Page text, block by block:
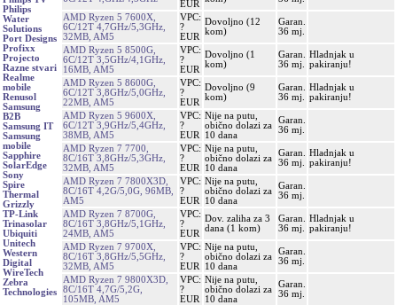
Philips
Water
Solutions
Port Designs
Profixx
Projecto
Razne stvari
Realme
mobile
Renusol
Samsung
B2B
Samsung IT
Samsung
mobile
Sapphire
SolarEdge
Sony
Spire
Thermal
Grizzly
TP-Link
Trinasolar
Ubiquiti
Unitech
Western
Digital
WireTech
Zebra
Technologies
EUR
AMD Ryzen 5 7600X,
6C/12T 4,7GHz/5,3GHz,
32MB, AM5
VPC:
?
EUR
Dovoljno (12
kom)
Garan.
36 mj.
AMD Ryzen 5 8500G,
6C/12T 3,5GHz/4,1GHz,
16MB, AM5
VPC:
?
EUR
Dovoljno (1
kom)
Garan.
36 mj.
Hladnjak u
pakiranju!
AMD Ryzen 5 8600G,
6C/12T 3,8GHz/5,0GHz,
22MB, AM5
VPC:
?
EUR
Dovoljno (9
kom)
Garan.
36 mj.
Hladnjak u
pakiranju!
AMD Ryzen 5 9600X,
6C/12T 3,9GHz/5,4GHz,
38MB, AM5
VPC:
?
EUR
Nije na putu,
obično dolazi za
10 dana
Garan.
36 mj.
AMD Ryzen 7 7700,
8C/16T 3,8GHz/5,3GHz,
32MB, AM5
VPC:
?
EUR
Nije na putu,
obično dolazi za
10 dana
Garan.
36 mj.
Hladnjak u
pakiranju!
AMD Ryzen 7 7800X3D,
8C/16T 4,2G/5,0G, 96MB,
AM5
VPC:
?
EUR
Nije na putu,
obično dolazi za
10 dana
Garan.
36 mj.
AMD Ryzen 7 8700G,
8C/16T 3,8GHz/5,1GHz,
24MB, AM5
VPC:
?
EUR
Dov. zaliha za 3
dana (1 kom)
Garan.
36 mj.
Hladnjak u
pakiranju!
AMD Ryzen 7 9700X,
8C/16T 3,8GHz/5,5GHz,
32MB, AM5
VPC:
?
EUR
Nije na putu,
obično dolazi za
10 dana
Garan.
36 mj.
AMD Ryzen 7 9800X3D,
8C/16T 4,7G/5,2G,
105MB, AM5
VPC:
?
EUR
Nije na putu,
obično dolazi za
10 dana
Garan.
36 mj.